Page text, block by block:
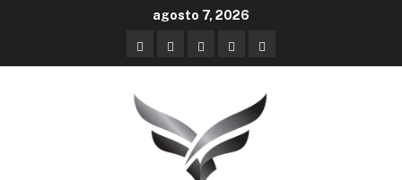
agosto 7, 2026